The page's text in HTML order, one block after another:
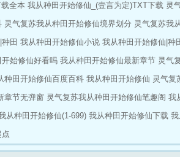
全本 我从种田开始修仙_(壹言为定)TXT下载 灵
灵气复苏我从种田开始修仙境界划分 灵气复苏我
田 我从种田开始修仙小说 我从种田开始修仙|种
始修仙好看吗 我从种田开始修仙最新章节 灵气
种田开始修仙百度百科 我从种田开始修仙 灵气复
章节无弹窗 灵气复苏我从种田开始修仙笔趣阁 我
从种田开始修仙(1-699) 我从种田开始修仙下载